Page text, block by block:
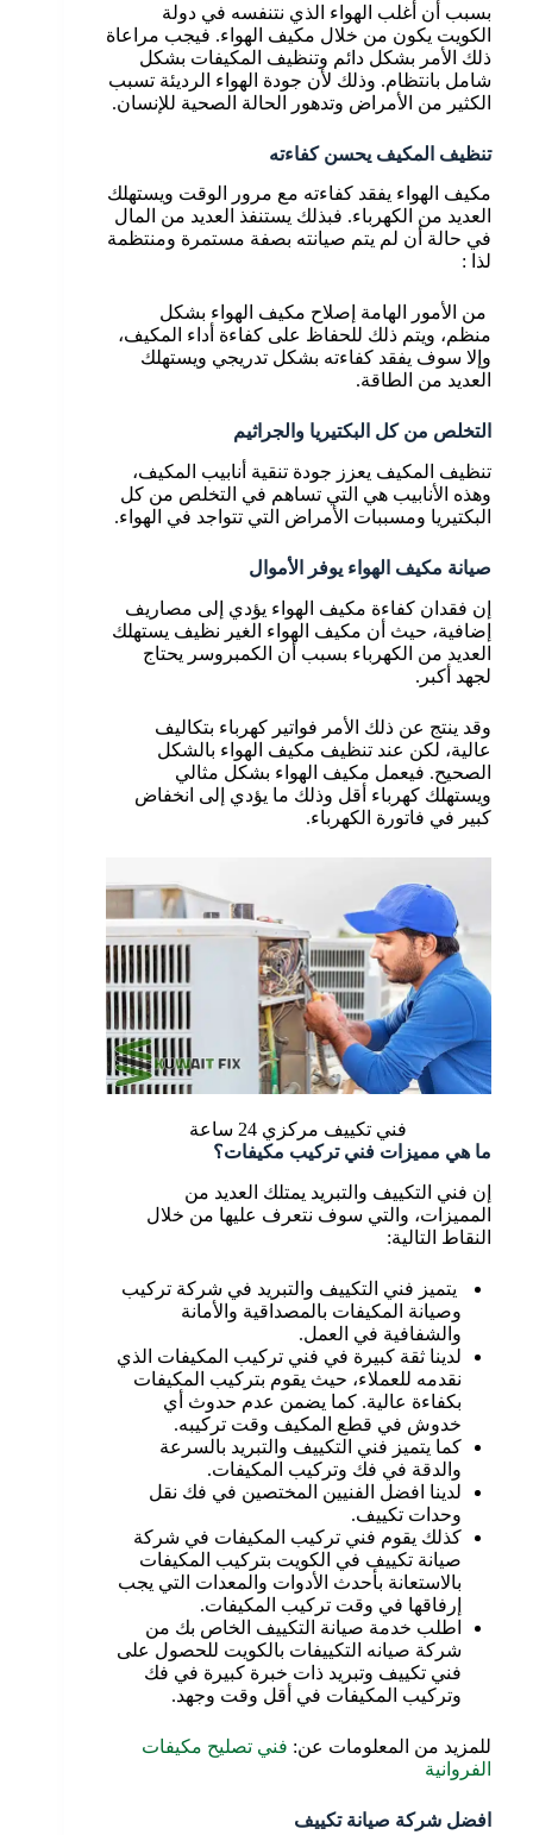
بسبب أن أغلب الهواء الذي نتنفسه في دولة
الكويت يكون من خلال مكيف الهواء. فيجب مراعاة
ذلك الأمر بشكل دائم وتنظيف المكيفات بشكل
شامل بانتظام. وذلك لأن جودة الهواء الرديئة تسبب
الكثير من الأمراض وتدهور الحالة الصحية للإنسان.
تنظيف المكيف يحسن كفاءته
مكيف الهواء يفقد كفاءته مع مرور الوقت ويستهلك
العديد من الكهرباء. فبذلك يستنفذ العديد من المال
في حالة أن لم يتم صيانته بصفة مستمرة ومنتظمة
لذا :
من الأمور الهامة إصلاح مكيف الهواء بشكل
منظم، ويتم ذلك للحفاظ على كفاءة أداء المكيف،
وإلا سوف يفقد كفاءته بشكل تدريجي ويستهلك
العديد من الطاقة.
التخلص من كل البكتيريا والجراثيم
تنظيف المكيف يعزز جودة تنقية أنابيب المكيف،
وهذه الأنابيب هي التي تساهم في التخلص من كل
البكتيريا ومسببات الأمراض التي تتواجد في الهواء.
صيانة مكيف الهواء يوفر الأموال
إن فقدان كفاءة مكيف الهواء يؤدي إلى مصاريف
إضافية، حيث أن مكيف الهواء الغير نظيف يستهلك
العديد من الكهرباء بسبب أن الكمبروسر يحتاج
لجهد أكبر.
وقد ينتج عن ذلك الأمر فواتير كهرباء بتكاليف
عالية، لكن عند تنظيف مكيف الهواء بالشكل
الصحيح. فيعمل مكيف الهواء بشكل مثالي
ويستهلك كهرباء أقل وذلك ما يؤدي إلى انخفاض
كبير في فاتورة الكهرباء.
فني تكييف مركزي 24 ساعة
ما هي مميزات فني تركيب مكيفات؟
إن فني التكييف والتبريد يمتلك العديد من
المميزات، والتي سوف نتعرف عليها من خلال
النقاط التالية:
يتميز فني التكييف والتبريد في شركة تركيب
وصيانة المكيفات بالمصداقية والأمانة
والشفافية في العمل.
لدينا ثقة كبيرة في فني تركيب المكيفات الذي
نقدمه للعملاء، حيث يقوم بتركيب المكيفات
بكفاءة عالية. كما يضمن عدم حدوث أي
خدوش في قطع المكيف وقت تركيبه.
كما يتميز فني التكييف والتبريد بالسرعة
والدقة في فك وتركيب المكيفات.
لدينا افضل الفنيين المختصين في فك نقل
وحدات تكييف.
كذلك يقوم فني تركيب المكيفات في شركة
صيانة تكييف في الكويت بتركيب المكيفات
بالاستعانة بأحدث الأدوات والمعدات التي يجب
إرفاقها في وقت تركيب المكيفات.
اطلب خدمة صيانة التكييف الخاص بك من
شركة صيانه التكييفات بالكويت للحصول على
فني تكييف وتبريد ذات خبرة كبيرة في فك
وتركيب المكيفات في أقل وقت وجهد.
للمزيد من المعلومات عن: فني تصليح مكيفات
الفروانية
افضل شركة صيانة تكييف